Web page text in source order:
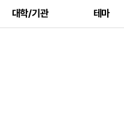
대학/기관 테마